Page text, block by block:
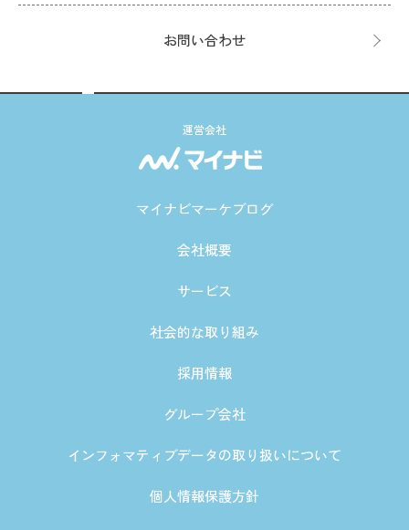
お問い合わせ
運営会社
マイナビマーケブログ
会社概要
サービス
社会的な取り組み
採用情報
グループ会社
インフォマティブデータの取り扱いについて
個人情報保護方針